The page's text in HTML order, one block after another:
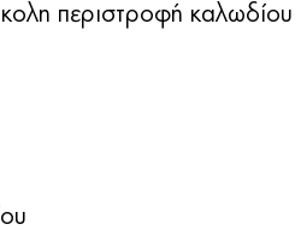
περιστροφή